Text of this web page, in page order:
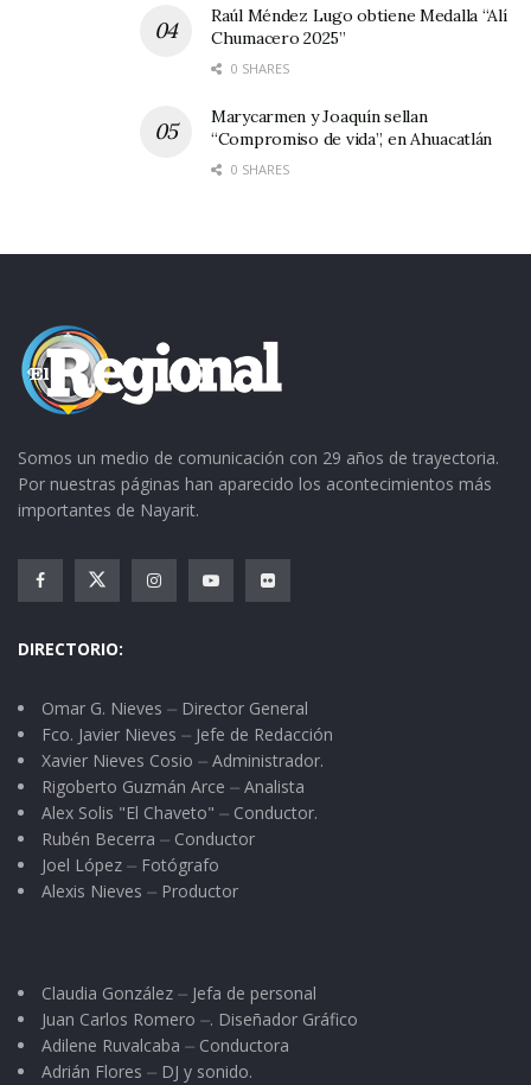
Raúl Méndez Lugo obtiene Medalla “Alí
Chumacero 2025”
0 SHARES
Marycarmen y Joaquín sellan
“Compromiso de vida”, en Ahuacatlán
0 SHARES
Somos un medio de comunicación con 29 años de trayectoria.
Por nuestras páginas han aparecido los acontecimientos más
importantes de Nayarit.
DIRECTORIO:
Omar G. Nieves ⏤ Director General
Fco. Javier Nieves ⏤ Jefe de Redacción
Xavier Nieves Cosio ⏤ Administrador.
Rigoberto Guzmán Arce ⏤ Analista
Alex Solis "El Chaveto" ⏤ Conductor.
Rubén Becerra ⏤ Conductor
Joel López ⏤ Fotógrafo
Alexis Nieves ⏤ Productor
Claudia González ⏤ Jefa de personal
Juan Carlos Romero ⏤. Diseñador Gráfico
Adilene Ruvalcaba ⏤ Conductora
Adrián Flores ⏤ DJ y sonido.